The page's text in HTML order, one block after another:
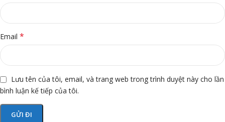
Email *
Lưu tên của tôi, email, và trang web trong trình duyệt này cho lần
bình luận kế tiếp của tôi.